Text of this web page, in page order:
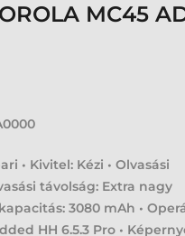
MC45
• Kivitel: Kézi • Olvasási
távolság: Extra nagy
3080 mAh •
HH 6.5.3 Pro •